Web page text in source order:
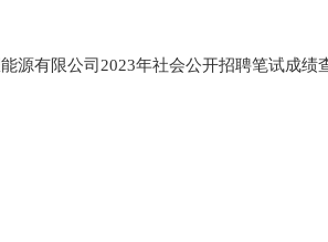
源有限公司2023年社会公开招聘笔试成绩